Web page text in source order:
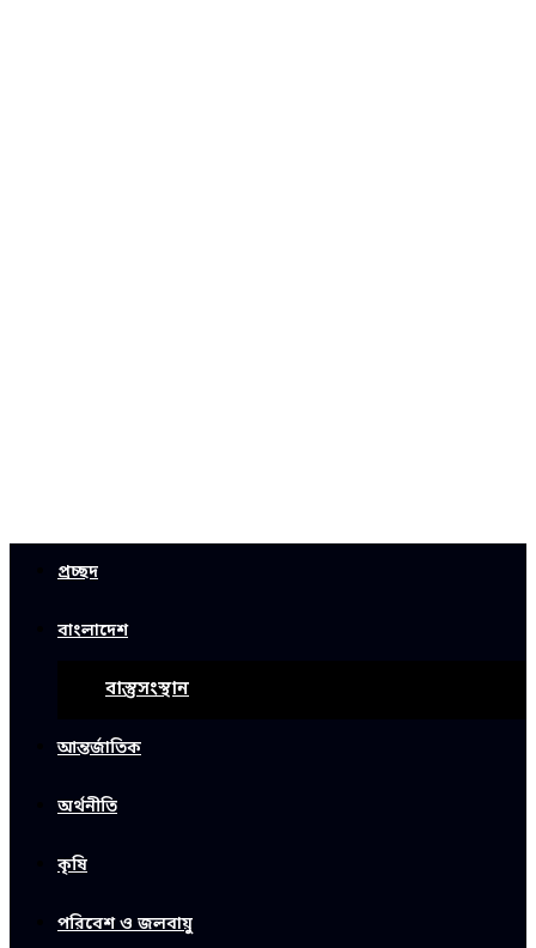
প্রচ্ছদ
বাংলাদেশ
বাস্তুসংস্থান
আন্তর্জাতিক
অর্থনীতি
কৃষি
পরিবেশ ও জলবায়ু